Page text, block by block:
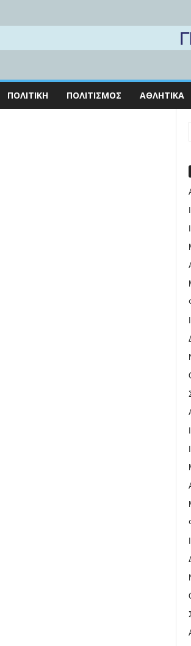
ΠΟΛΙΤΙΚΉ ΠΟΛΙΤΙΣΜΌΣ ΑΘΛΗΤΙΚΆ